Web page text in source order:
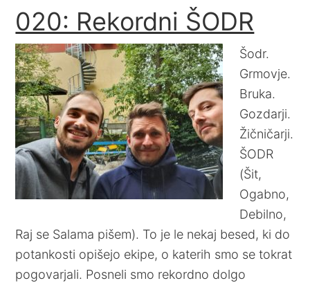
020: Rekordni ŠODR
Šodr.
Grmovje.
Bruka.
Gozdarji.
Žičničarji.
ŠODR
(Šit,
Ogabno,
Debilno,
Raj se Salama pišem). To je le nekaj besed, ki do
potankosti opišejo ekipe, o katerih smo se tokrat
pogovarjali. Posneli smo rekordno dolgo